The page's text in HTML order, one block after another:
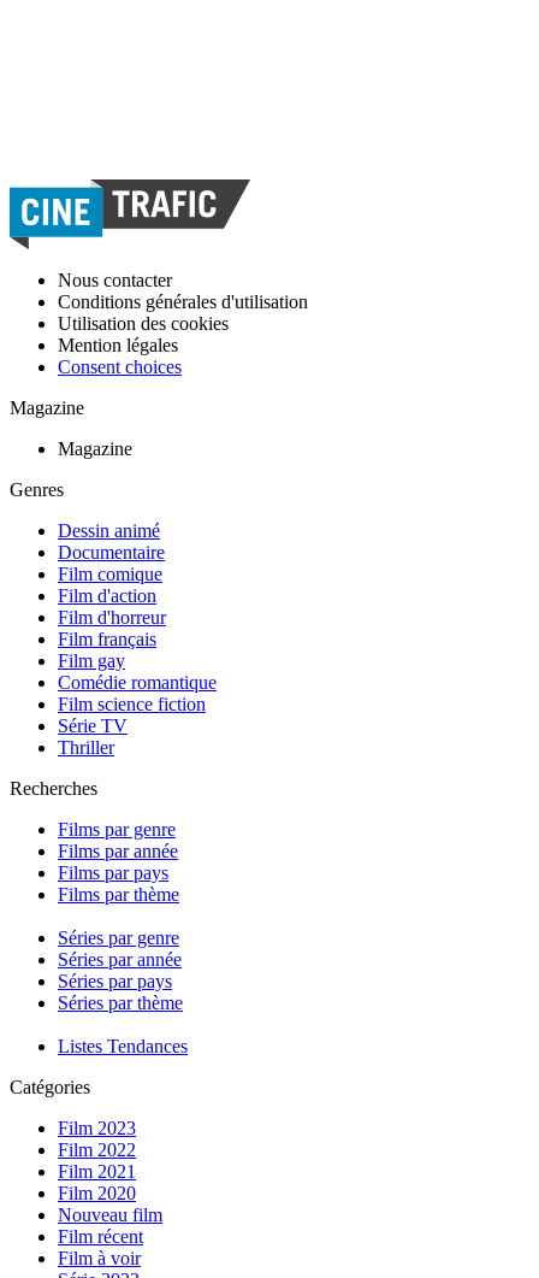
Nous contacter
Conditions générales d'utilisation
Utilisation des cookies
Mention légales
Consent choices
Magazine
Magazine
Genres
Dessin animé
Documentaire
Film comique
Film d'action
Film d'horreur
Film français
Film gay
Comédie romantique
Film science fiction
Série TV
Thriller
Recherches
Films par genre
Films par année
Films par pays
Films par thème
Séries par genre
Séries par année
Séries par pays
Séries par thème
Listes Tendances
Catégories
Film 2023
Film 2022
Film 2021
Film 2020
Nouveau film
Film récent
Film à voir